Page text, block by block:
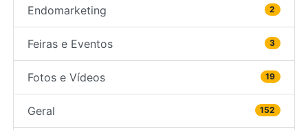
Endomarketing 2
Feiras e Eventos 3
Fotos e Vídeos 19
Geral 152